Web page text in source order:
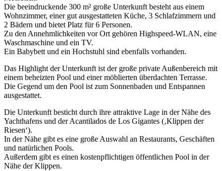
Die beeindruckende 300 m² große Unterkunft besteht aus einem
Wohnzimmer, einer gut ausgestatteten Küche, 3 Schlafzimmern und
2 Bädern und bietet Platz für 6 Personen.
Zu den Annehmlichkeiten vor Ort gehören Highspeed-WLAN, eine
Waschmaschine und ein TV.
Ein Babybett und ein Hochstuhl sind ebenfalls vorhanden.
Das Highlight der Unterkunft ist der große private Außenbereich mit
einem beheizten Pool und einer möblierten überdachten Terrasse.
Die Gegend um den Pool ist zum Sonnenbaden und Entspannen
ausgestattet.
Die Unterkunft besticht durch ihre attraktive Lage in der Nähe des
Yachthafens und der Acantilados de Los Gigantes (‚Klippen der
Riesen‘).
In der Nähe gibt es eine große Auswahl an Restaurants, Geschäften
und natürlichen Pools.
Außerdem gibt es einen kostenpflichtigen öffentlichen Pool in der
Nähe der Klippen.